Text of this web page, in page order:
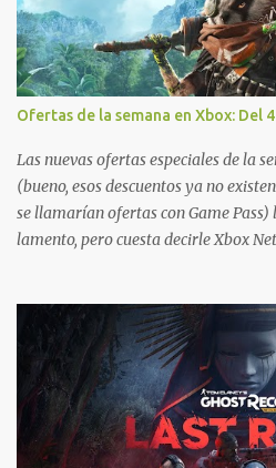
Ofertas de la semana en Xbox: Del
Las nuevas ofertas especiales de la
(bueno, esos descuentos ya no
se llamarían ofertas con Game
lamento, pero cuesta decirle Xbox
jugarlos y mantener un progreso
Xbox, y tenemos un listado de
necesitas una mano con las
o en vídeo para que se quiten todas
hacer compras en Xbox . Podes
de promociones desde xbox.com. El